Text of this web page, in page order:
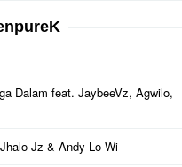
Dalam feat. JaybeeVz, Agwilo,
Jz & Andy Lo Wi